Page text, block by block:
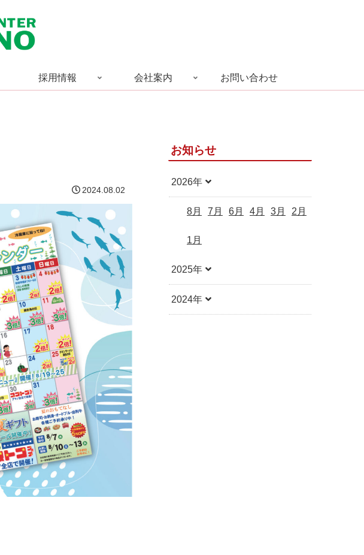
採用情報 会社案内 お問い合わせ
2024.08.02
お知らせ
2026年
8月 7月 6月 4月 3月 2月
1月
2025年
2024年